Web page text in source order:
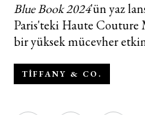
Blue Book 2024'ün yaz
Paris'teki Haute Couture
bir yüksek mücevher
TIFFANY & CO.